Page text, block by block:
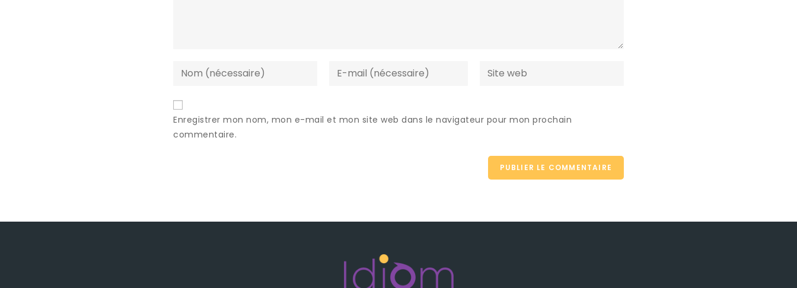
Enregistrer mon nom, mon e-mail et mon site web dans le navigateur pour mon prochain
commentaire.